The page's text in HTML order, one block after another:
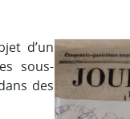
d’un
sous-
des